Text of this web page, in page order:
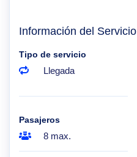
Información del Servicio
Tipo de servicio
Llegada
Pasajeros
8 max.